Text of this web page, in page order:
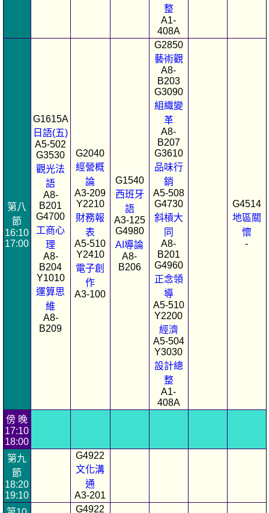
整
A1-
408A
第八
節
16:10
17:00
G1615A
日語(五)
A5-502
G3530
觀光法
語
A8-
B201
G4700
工商心
理
A8-
B204
Y1010
運算思
維
A8-
B209
G2040
經營概
論
A3-209
Y2210
財務報
表
A5-510
Y2410
電子創
作
A3-100
G1540
西班牙
語
A3-125
G4980
AI導論
A8-
B206
G2850
藝術觀
A8-
B203
G3090
組織變
革
A8-
B207
G3610
品味行
銷
A5-508
G4730
斜槓大
同
A8-
B201
G4960
正念領
導
A5-510
Y2200
經濟
A5-504
Y3030
設計總
整
A1-
408A
G4514
地區關
懷
-
傍 晚
17:10
18:00
第九
節
18:20
19:10
G4922
文化溝
通
A3-201
G4922